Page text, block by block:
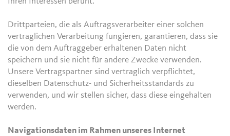
Drittparteien, die als Auftragsverarbeiter einer solchen
vertraglichen Verarbeitung fungieren, garantieren, dass sie
die von dem Auftraggeber erhaltenen Daten nicht
speichern und sie nicht für andere Zwecke verwenden.
Unsere Vertragspartner sind vertraglich verpflichtet,
dieselben Datenschutz- und Sicherheitsstandards zu
verwenden, und wir stellen sicher, dass diese eingehalten
werden.
Navigationsdaten im Rahmen unseres Internet